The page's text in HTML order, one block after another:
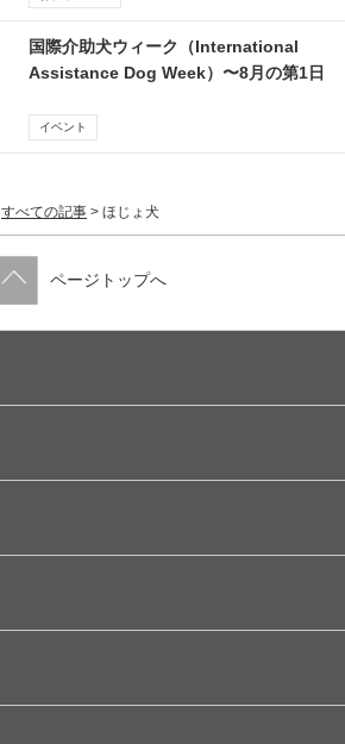
国際介助犬ウィーク（International
Assistance Dog Week）〜8月の第1日
イベント
すべての記事 > ほじょ犬
ページトップへ